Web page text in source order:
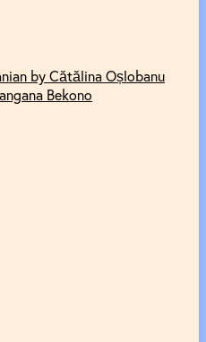
by Cătălina Oșlobanu
Bekono